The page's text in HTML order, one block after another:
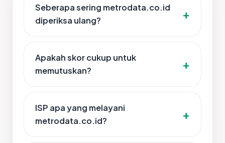
Seberapa sering metrodata.co.id
diperiksa ulang?
Apakah skor cukup untuk
memutuskan?
ISP apa yang melayani
metrodata.co.id?